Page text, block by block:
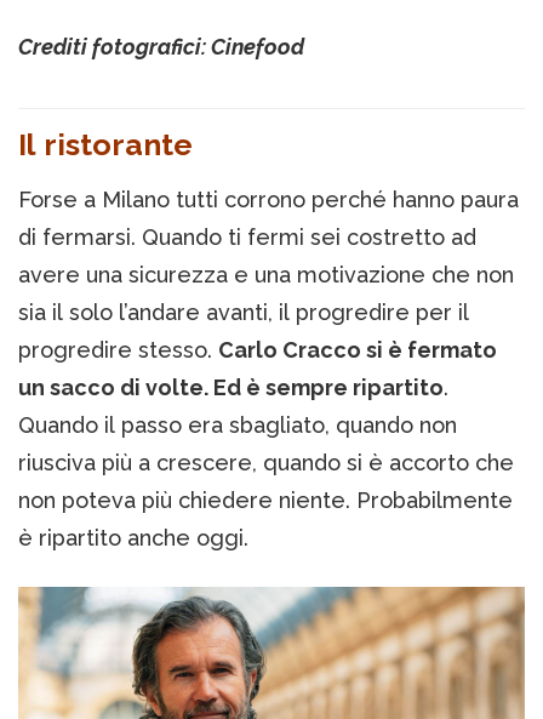
Crediti fotografici: Cinefood
Il ristorante
Forse a Milano tutti corrono perché hanno paura
di fermarsi. Quando ti fermi sei costretto ad
avere una sicurezza e una motivazione che non
sia il solo l’andare avanti, il progredire per il
progredire stesso. Carlo Cracco si è fermato
un sacco di volte. Ed è sempre ripartito.
Quando il passo era sbagliato, quando non
riusciva più a crescere, quando si è accorto che
non poteva più chiedere niente. Probabilmente
è ripartito anche oggi.